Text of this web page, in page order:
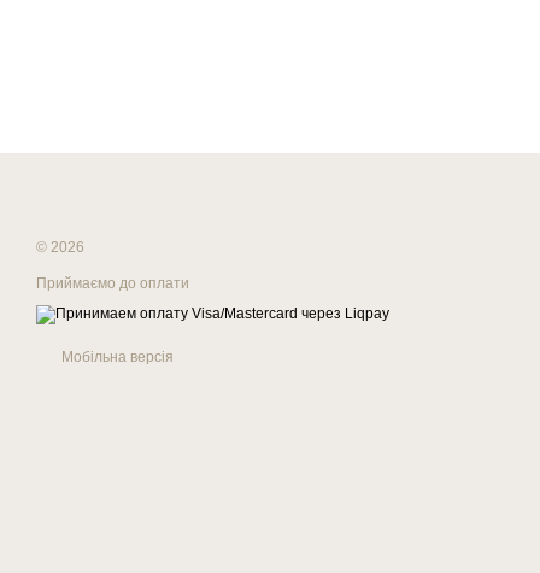
© 2026
Приймаємо до оплати
Мобільна версія